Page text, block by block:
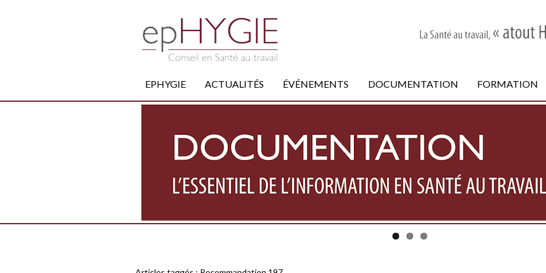
EPHYGIE ACTUALITÉS ÉVÉNEMENTS DOCUMENTATION FORMATION